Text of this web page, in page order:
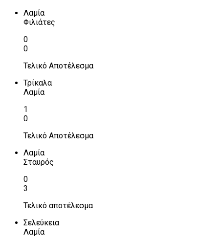
Λαμία
Φιλιάτες
0
0
Τελικό Αποτέλεσμα
Τρίκαλα
Λαμία
1
0
Τελικό Αποτέλεσμα
Λαμία
Σταυρός
0
3
Τελικό αποτέλεσμα
Σελεύκεια
Λαμία